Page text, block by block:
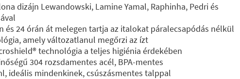
dizájn Lewandowski, Lamine Yamal, Raphinha, Pedri és
és 24 órán át melegen tartja az italokat páralecsapódás nélkül
amely változatlanul megőrzi az ízt
technológia a teljes higiénia érdekében
304 rozsdamentes acél, BPA-mentes
ideális mindenkinek, csúszásmentes talppal